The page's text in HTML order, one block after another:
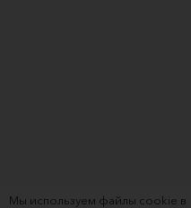
Мы используем файлы cookie в